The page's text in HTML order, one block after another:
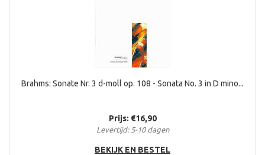
Brahms: Sonate Nr. 3 d-moll op. 108 - Sonata No. 3 in D mino...
Prijs: €16,90
Levertijd: 5-10 dagen
BEKIJK EN BESTEL